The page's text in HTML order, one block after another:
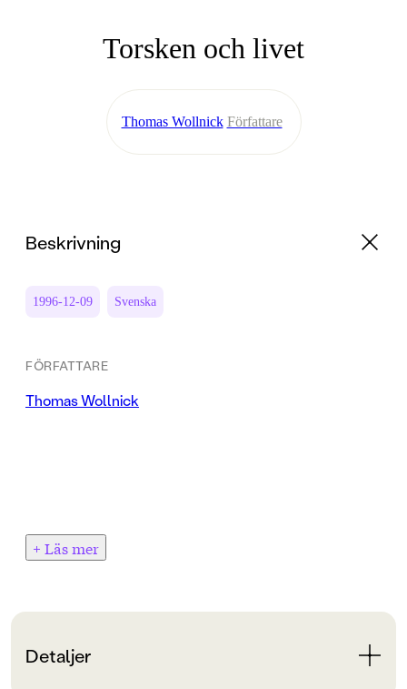
Torsken och livet
Thomas Wollnick Författare
Beskrivning
1996-12-09 Svenska
FÖRFATTARE
Thomas Wollnick
+ Läs mer
Detaljer